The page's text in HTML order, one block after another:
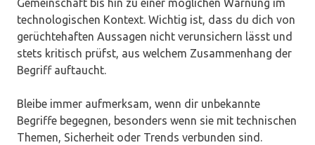
Gemeinschaft bis hin zu einer möglichen Warnung im
technologischen Kontext. Wichtig ist, dass du dich von
gerüchtehaften Aussagen nicht verunsichern lässt und
stets kritisch prüfst, aus welchem Zusammenhang der
Begriff auftaucht.
Bleibe immer aufmerksam, wenn dir unbekannte
Begriffe begegnen, besonders wenn sie mit technischen
Themen, Sicherheit oder Trends verbunden sind.